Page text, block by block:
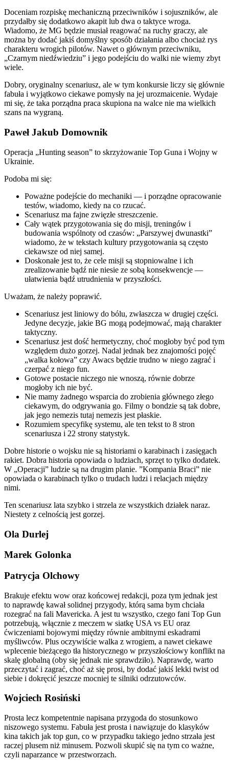
Doceniam rozpiskę mechaniczną przeciwników i sojuszników, ale
przydałby się dodatkowo akapit lub dwa o taktyce wroga.
Wiadomo, że MG będzie musiał reagować na ruchy graczy, ale
można by dodać jakiś domyślny sposób działania albo chociaż rys
charakteru wrogich pilotów. Nawet o głównym przeciwniku,
„Czarnym niedźwiedziu” i jego podejściu do walki nie wiemy zbyt
wiele.
Dobry, oryginalny scenariusz, ale w tym konkursie liczy się głównie
fabuła i wyjątkowo ciekawe pomysły na jej urozmaicenie. Wydaje
mi się, że taka porządna praca skupiona na walce nie ma wielkich
szans na wygraną.
Paweł Jakub Domownik
Operacja „Hunting season” to skrzyżowanie Top Guna i Wojny w
Ukrainie.
Podoba mi się:
Poważne podejście do mechaniki — i porządne opracowanie
testów, wiadomo, kiedy na co rzucać.
Scenariusz ma fajne zwięzłe streszczenie.
Cały wątek przygotowania się do misji, treningów i
budowania wspólnoty od czasów: „Parszywej dwunastki”
wiadomo, że w tekstach kultury przygotowania są często
ciekawsze od niej samej.
Doskonałe jest to, że cele misji są stopniowalne i ich
zrealizowanie bądź nie niesie ze sobą konsekwencje —
ułatwienia bądź utrudnienia w przyszłości.
Uważam, że należy poprawić.
Scenariusz jest liniowy do bólu, zwłaszcza w drugiej części.
Jedyne decyzje, jakie BG mogą podejmować, mają charakter
taktyczny.
Scenariusz jest dość hermetyczny, choć mogłoby być pod tym
względem dużo gorzej. Nadal jednak bez znajomości pojęć
„walka kołowa” czy Awacs będzie trudno w niego zagrać i
czerpać z niego fun.
Gotowe postacie niczego nie wnoszą, równie dobrze
mogłoby ich nie być.
Nie mamy żadnego wsparcia do zrobienia głównego złego
ciekawym, do odgrywania go. Filmy o bondzie są tak dobre,
jak jego nemezis tutaj nemezis jest płaskie.
Rozumiem specyfikę systemu, ale ten tekst to 8 stron
scenariusza i 22 strony statystyk.
Dobre historie o wojsku nie są historiami o karabinach i zasięgach
rakiet. Dobra historia opowiada o ludziach, sprzęt to tylko dodatek.
W „Operacji” ludzie są na drugim planie. ”Kompania Braci” nie
opowiada o karabinach tylko o trudach ludzi i relacjach między
nimi.
Ten scenariusz lata szybko i strzela ze wszystkich działek naraz.
Niestety z celnością jest gorzej.
Ola Durlej
Marek Golonka
Patrycja Olchowy
Brakuje efektu wow oraz końcowej redakcji, poza tym jednak jest
to naprawdę kawał solidnej przygody, którą sama bym chciała
rozegrać na fali Mavericka. A jest tu wszystko, czego fani Top Gun
potrzebują, włącznie z meczem w siatkę USA vs EU oraz
ćwiczeniami bojowymi między równie ambitnymi eskadrami
myśliwców. Plus oczywiście walka z wrogiem, a nawet ciekawe
wplecenie bieżącego tła historycznego w przyszłościowy konflikt na
skalę globalną (oby się jednak nie sprawdziło). Naprawdę, warto
przeczytać i zagrać, choć aż się prosi, by dodać jakiś lekki twist od
siebie i dokręcić jeszcze mocniej te silniki odrzutowców.
Wojciech Rosiński
Prosta lecz kompetentnie napisana przygoda do stosunkowo
niszowego systemu. Fabuła jest prosta i nawiązuje do klasyków
kina takich jak top gun, co w przypadku takiego jedno strzała jest
raczej plusem niż minusem. Pozwoli skupić się na tym co ważne,
czyli naparzance w przestworzach.